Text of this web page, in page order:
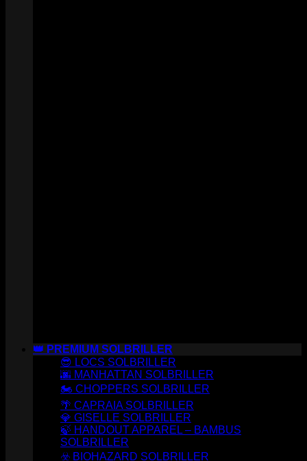
👑 PREMIUM SOLBRILLER
😎 LOCS SOLBRILLER
🌆 MANHATTAN SOLBRILLER
🏍️ CHOPPERS SOLBRILLER
🌴 CAPRAIA SOLBRILLER
💎 GISELLE SOLBRILLER
🍃 HANDOUT APPAREL – BAMBUS
SOLBRILLER
☣️ BIOHAZARD SOLBRILLER